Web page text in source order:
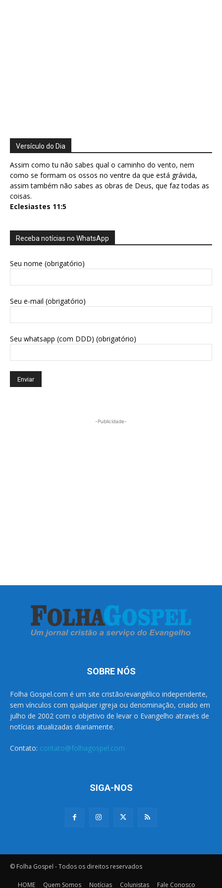
Versículo do Dia
Assim como tu não sabes qual o caminho do vento, nem
como se formam os ossos no ventre da que está grávida,
assim também não sabes as obras de Deus, que faz todas as
coisas.
Eclesiastes 11:5
Receba notícias no WhatsApp
Seu nome (obrigatório)
Seu e-mail (obrigatório)
Seu whatsapp (com DDD) (obrigatório)
-Publicidade-
SOBRE NÓS
Folha Gospel.com é um site cristão/evangélico independente,
sem vínculos com qualquer igreja ou denominação, criado em
julho de 2002 com o objetivo de levar o Evangelho através de
notícias atualizadas diariamente.
Contato: contato@folhagospel.com
SIGA-NOS
© Folha Gospel - Todos os direitos reservados
HOME Quem Somos Notícias Colunistas
Fale Conosco